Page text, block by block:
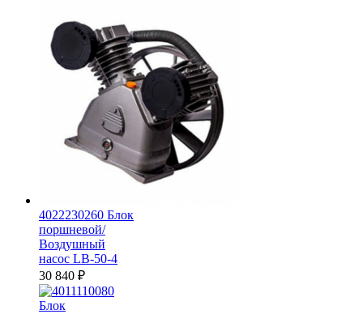
4022230260 Блок
поршневой/
Воздушный
насос LB-50-4
30 840 ₽